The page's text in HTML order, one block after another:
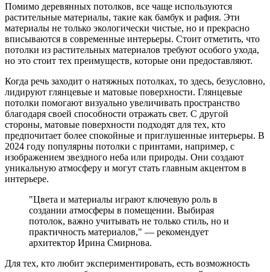
Помимо деревянных потолков, все чаще используются
растительные материалы, такие как бамбук и рафия. Эти
материалы не только экологически чистые, но и прекрасно
вписываются в современные интерьеры. Стоит отметить, что
потолки из растительных материалов требуют особого ухода,
но это стоит тех преимуществ, которые они предоставляют.
Когда речь заходит о натяжных потолках, то здесь, безусловно,
лидируют глянцевые и матовые поверхности. Глянцевые
потолки помогают визуально увеличивать пространство
благодаря своей способности отражать свет. С другой
стороны, матовые поверхности подходят для тех, кто
предпочитает более спокойные и приглушенные интерьеры. В
2024 году популярны потолки с принтами, например, с
изображением звездного неба или природы. Они создают
уникальную атмосферу и могут стать главным акцентом в
интерьере.
"Цвета и материалы играют ключевую роль в
создании атмосферы в помещении. Выбирая
потолок, важно учитывать не только стиль, но и
практичность материалов," — рекомендует
архитектор Ирина Смирнова.
Для тех, кто любит экспериментировать, есть возможность